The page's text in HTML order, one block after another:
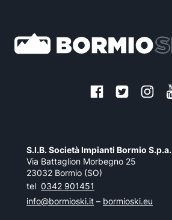
S.I.B. Società Impianti Bormio S.p.a.
Via Battaglion Morbegno 25
23032 Bormio (SO)
tel 0342 901451
info@bormioski.it – bormioski.eu